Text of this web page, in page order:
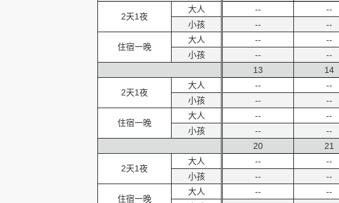
2天1夜
大人
小孩
住宿一晚
大人
小孩
2天1夜
大人
小孩
住宿一晚
大人
小孩
2天1夜
大人
小孩
住宿一晚
大人
--
--
--
--
--
--
--
--
13
--
--
--
--
14
--
--
--
--
20
--
--
--
21
--
--
--